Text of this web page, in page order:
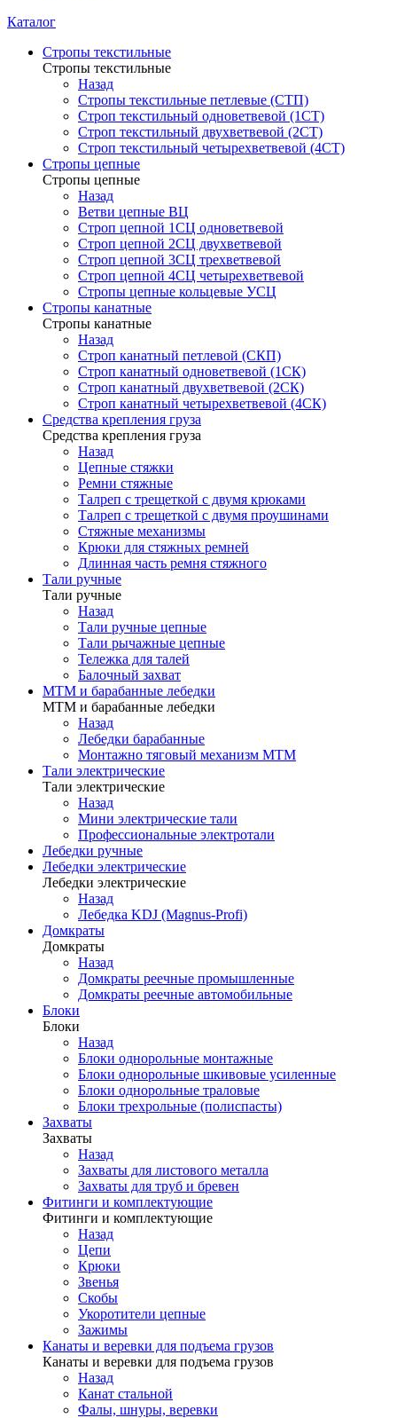
Каталог
Стропы текстильные
Стропы текстильные
Назад
Стропы текстильные петлевые (СТП)
Строп текстильный одноветвевой (1СТ)
Строп текстильный двухветвевой (2СТ)
Строп текстильный четырехветвевой (4СТ)
Стропы цепные
Стропы цепные
Назад
Ветви цепные ВЦ
Строп цепной 1СЦ одноветвевой
Строп цепной 2СЦ двухветвевой
Строп цепной 3СЦ трехветвевой
Строп цепной 4СЦ четырехветвевой
Стропы цепные кольцевые УСЦ
Стропы канатные
Стропы канатные
Назад
Строп канатный петлевой (СКП)
Строп канатный одноветвевой (1СК)
Строп канатный двухветвевой (2СК)
Строп канатный четырехветвевой (4СК)
Средства крепления груза
Средства крепления груза
Назад
Цепные стяжки
Ремни стяжные
Талреп с трещеткой с двумя крюками
Талреп с трещеткой с двумя проушинами
Стяжные механизмы
Крюки для стяжных ремней
Длинная часть ремня стяжного
Тали ручные
Тали ручные
Назад
Тали ручные цепные
Тали рычажные цепные
Тележка для талей
Балочный захват
МТМ и барабанные лебедки
МТМ и барабанные лебедки
Назад
Лебедки барабанные
Монтажно тяговый механизм МТМ
Тали электрические
Тали электрические
Назад
Мини электрические тали
Профессиональные электротали
Лебедки ручные
Лебедки электрические
Лебедки электрические
Назад
Лебедка KDJ (Magnus-Profi)
Домкраты
Домкраты
Назад
Домкраты реечные промышленные
Домкраты реечные автомобильные
Блоки
Блоки
Назад
Блоки однорольные монтажные
Блоки однорольные шкивовые усиленные
Блоки однорольные траловые
Блоки трехрольные (полиспасты)
Захваты
Захваты
Назад
Захваты для листового металла
Захваты для труб и бревен
Фитинги и комплектующие
Фитинги и комплектующие
Назад
Цепи
Крюки
Звенья
Скобы
Укоротители цепные
Зажимы
Канаты и веревки для подъема грузов
Канаты и веревки для подъема грузов
Назад
Канат стальной
Фалы, шнуры, веревки